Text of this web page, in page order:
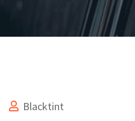
Blacktint